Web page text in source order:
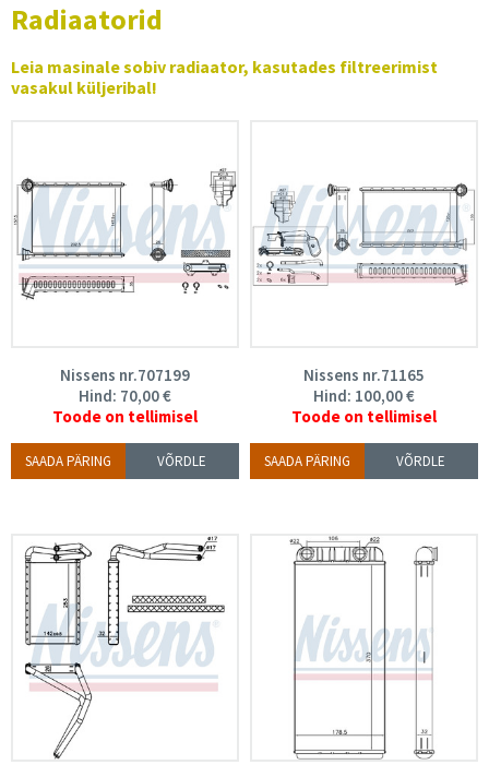
Radiaatorid
Leia masinale sobiv radiaator, kasutades filtreerimist
vasakul küljeribal!
Nissens nr.707199
Hind: 70,00€
Toode on tellimisel
SAADA PÄRING VÕRDLE
Nissens nr.71165
Hind: 100,00€
Toode on tellimisel
SAADA PÄRING VÕRDLE